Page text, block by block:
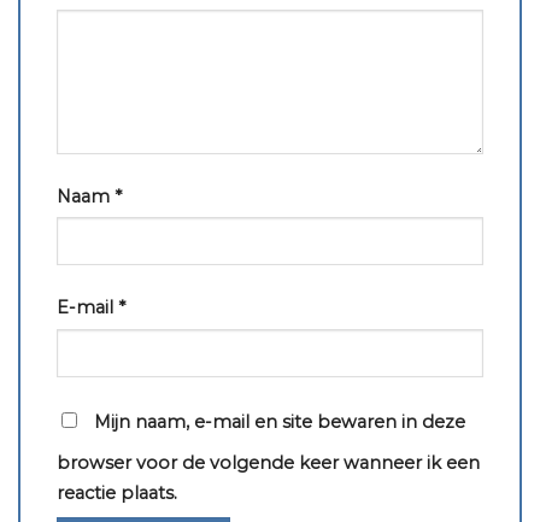
Naam *
E-mail *
Mijn naam, e-mail en site bewaren in deze
browser voor de volgende keer wanneer ik een
reactie plaats.